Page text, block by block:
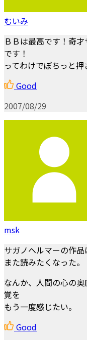
むいみ
ＢＢは最高です！奇
です！
ってわけでぽちっと押
Good
2007/08/29
msk
サガノヘルマーの作品
また読みたくなった。
なんか、人間の心の
覚を
もう一度感じたい。
Good